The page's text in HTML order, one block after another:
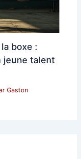
boxe :
jeune talent
Gaston